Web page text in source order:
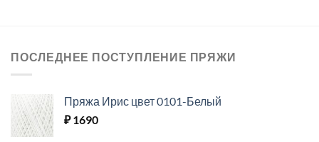
ПОСЛЕДНЕЕ ПОСТУПЛЕНИЕ ПРЯЖИ
Пряжа Ирис цвет 0101-Белый
₽1690